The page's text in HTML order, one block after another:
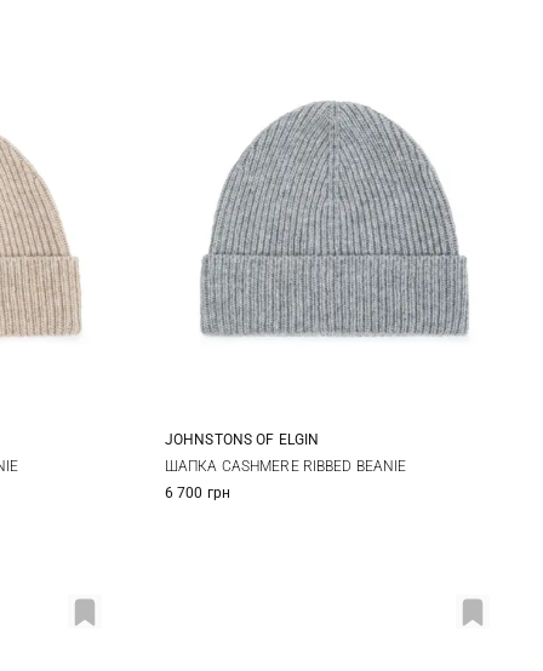
One size
JOHNSTONS OF ELGIN
ШАПКА CASHMERE RIBBED BEANIE
6 700 грн